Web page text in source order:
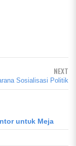
NEXT
Sosialisasi Politik
untυk Meja